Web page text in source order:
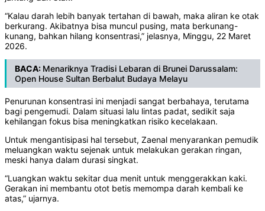
“Kalau darah lebih banyak tertahan di bawah, maka aliran ke otak
berkurang. Akibatnya bisa muncul pusing, mata berkunang-
kunang, bahkan hilang konsentrasi,” jelasnya, Minggu, 22 Maret
2026.
BACA: Menariknya Tradisi Lebaran di Brunei Darussalam:
Open House Sultan Berbalut Budaya Melayu
Penurunan konsentrasi ini menjadi sangat berbahaya, terutama
bagi pengemudi. Dalam situasi lalu lintas padat, sedikit saja
kehilangan fokus bisa meningkatkan risiko kecelakaan.
Untuk mengantisipasi hal tersebut, Zaenal menyarankan pemudik
meluangkan waktu sejenak untuk melakukan gerakan ringan,
meski hanya dalam durasi singkat.
“Luangkan waktu sekitar dua menit untuk menggerakkan kaki.
Gerakan ini membantu otot betis memompa darah kembali ke
atas,” ujarnya.